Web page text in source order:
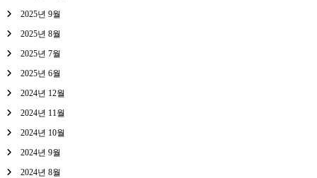
2025년 9월
2025년 8월
2025년 7월
2025년 6월
2024년 12월
2024년 11월
2024년 10월
2024년 9월
2024년 8월